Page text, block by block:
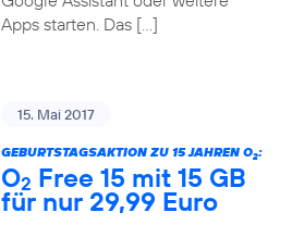
Apps starten. Das […]
15. Mai 2017
GEBURTSTAGSAKTION ZU 15 JAHREN O2:
O2 Free 15 mit 15 GB
für nur 29,99 Euro